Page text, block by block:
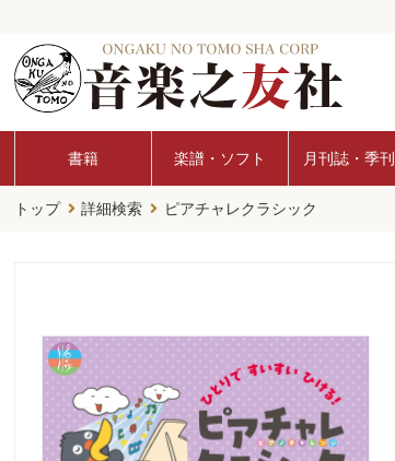
書籍 楽譜・ソフト 月刊誌・季
トップ 詳細検索 ピアチャレクラシック